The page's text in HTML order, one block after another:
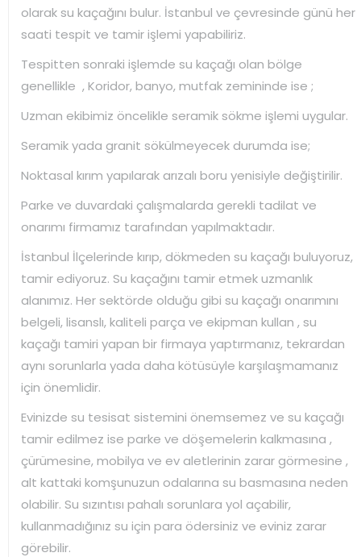
olarak su kaçağını bulur. İstanbul ve çevresinde günü her
saati tespit ve tamir işlemi yapabiliriz.
Tespitten sonraki işlemde su kaçağı olan bölge
genellikle , Koridor, banyo, mutfak zemininde ise ;
Uzman ekibimiz öncelikle seramik sökme işlemi uygular.
Seramik yada granit sökülmeyecek durumda ise;
Noktasal kırım yapılarak arızalı boru yenisiyle değiştirilir.
Parke ve duvardaki çalışmalarda gerekli tadilat ve
onarımı firmamız tarafından yapılmaktadır.
İstanbul İlçelerinde kırıp, dökmeden su kaçağı buluyoruz,
tamir ediyoruz. Su kaçağını tamir etmek uzmanlık
alanımız. Her sektörde olduğu gibi su kaçağı onarımını
belgeli, lisanslı, kaliteli parça ve ekipman kullan , su
kaçağı tamiri yapan bir firmaya yaptırmanız, tekrardan
aynı sorunlarla yada daha kötüsüyle karşılaşmamanız
için önemlidir.
Evinizde su tesisat sistemini önemsemez ve su kaçağı
tamir edilmez ise parke ve döşemelerin kalkmasına ,
çürümesine, mobilya ve ev aletlerinin zarar görmesine ,
alt kattaki komşunuzun odalarına su basmasına neden
olabilir. Su sızıntısı pahalı sorunlara yol açabilir,
kullanmadığınız su için para ödersiniz ve eviniz zarar
görebilir.